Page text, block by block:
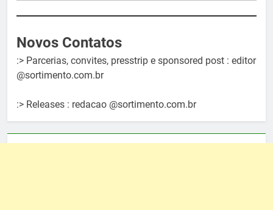
Novos Contatos
:> Parcerias, convites, presstrip e sponsored post : editor
@sortimento.com.br
:> Releases : redacao @sortimento.com.br